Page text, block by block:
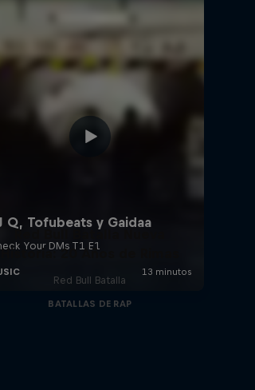
Red Bull Batalla Nueva
Historia: 20 Años de Rimas
Red Bull Batalla
BATALLAS DE RAP